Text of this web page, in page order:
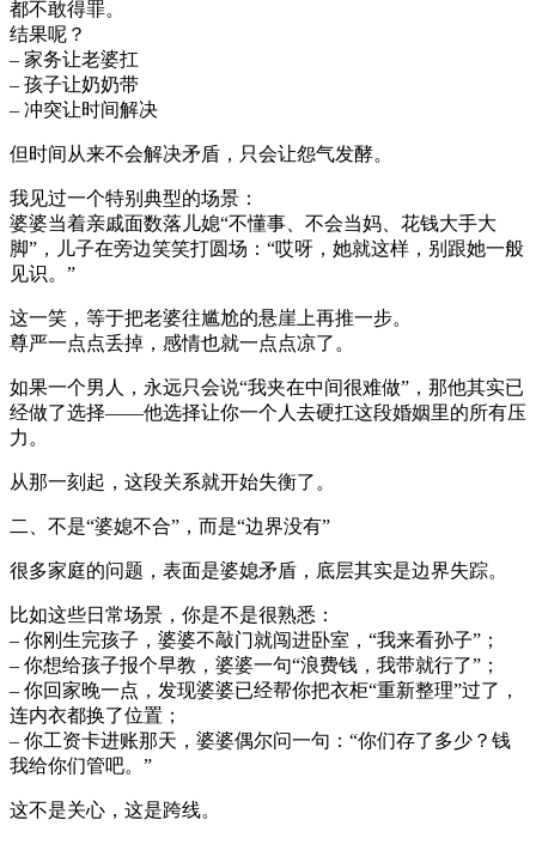
都不敢得罪。
结果呢？
– 家务让老婆扛
– 孩子让奶奶带
– 冲突让时间解决
但时间从来不会解决矛盾，只会让怨气发酵。
我见过一个特别典型的场景：
婆婆当着亲戚面数落儿媳“不懂事、不会当妈、花钱大手大
脚”，儿子在旁边笑笑打圆场：“哎呀，她就这样，别跟她一般
见识。”
这一笑，等于把老婆往尴尬的悬崖上再推一步。
尊严一点点丢掉，感情也就一点点凉了。
如果一个男人，永远只会说“我夹在中间很难做”，那他其实已
经做了选择——他选择让你一个人去硬扛这段婚姻里的所有压
力。
从那一刻起，这段关系就开始失衡了。
二、不是“婆媳不合”，而是“边界没有”
很多家庭的问题，表面是婆媳矛盾，底层其实是边界失踪。
比如这些日常场景，你是不是很熟悉：
– 你刚生完孩子，婆婆不敲门就闯进卧室，“我来看孙子”；
– 你想给孩子报个早教，婆婆一句“浪费钱，我带就行了”；
– 你回家晚一点，发现婆婆已经帮你把衣柜“重新整理”过了，
连内衣都换了位置；
– 你工资卡进账那天，婆婆偶尔问一句：“你们存了多少？钱
我给你们管吧。”
这不是关心，这是跨线。